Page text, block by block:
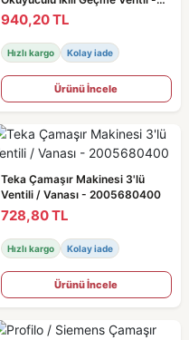
2841020100 Orjinal
940,20 TL
Hızlı kargo Kolay iade
Ürünü İncele
Teka Çamaşır Makinesi 3'lü
Ventili / Vanası - 2005680400
728,80 TL
Hızlı kargo Kolay iade
Ürünü İncele